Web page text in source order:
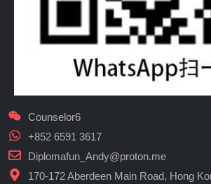
Counselor6
+852 6591 3617
Diplomafun_Andy@proton.me
170-172 Aberdeen Main Road, Hong